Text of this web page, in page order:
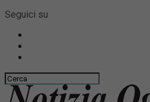
Seguici su